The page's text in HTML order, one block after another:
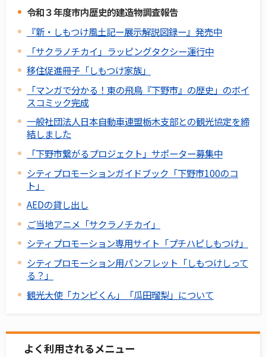
令和３年度市内歴史的建造物調査報告
『新・しもつけ風土記ー展示解説図録ー』発売中
「サクラノチカイ」ラッピングタクシー運行中
移住促進冊子「しもつけ家族」
「マンガで分かる！東の飛鳥『下野市』の歴史」のボイ
スコミック完成
一般社団法人日本自動車連盟栃木支部との観光協定を締
結しました
「下野市繋がるプロジェクト」サポーター募集中
シティプロモーションガイドブック「下野市100のコ
ト」
AEDの貸し出し
ご当地アニメ「サクラノチカイ」
シティプロモーション専用サイト「プチハピしもつけ」
シティプロモーション用パンフレット「しもつけしって
る？」
観光大使「カンピくん」「瓜田瑠梨」について
よく利用されるメニュー